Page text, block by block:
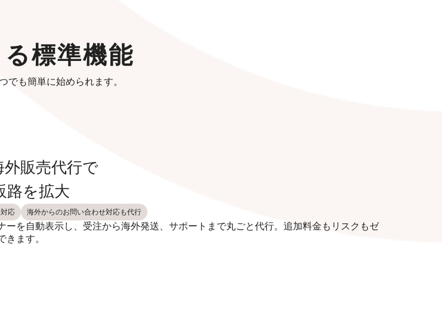
標準機能
でも簡単に始められます。
販売代行で
路を拡大
応 海外からのお問い合わせ対応も代行
ーを自動表示し、受注から海外発送、サポートまで丸ごと代行。追加料金もリスクもゼ
きます。